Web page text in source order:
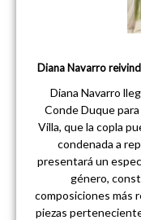
Diana Navarro
Diana Navarro
Conde Duque
Villa, que la copla
condenada a
presentará un
género,
composiciones más
piezas